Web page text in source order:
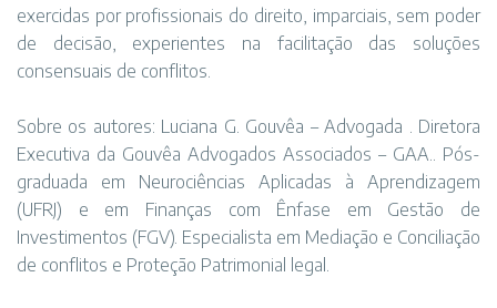
exercidas por profissionais do direito, imparciais, sem poder
de decisão, experientes na facilitação das soluções
consensuais de conflitos.
Sobre os autores: Luciana G. Gouvêa – Advogada . Diretora
Executiva da Gouvêa Advogados Associados – GAA.. Pós-
graduada em Neurociências Aplicadas à Aprendizagem
(UFRJ) e em Finanças com Ênfase em Gestão de
Investimentos (FGV). Especialista em Mediação e Conciliação
de conflitos e Proteção Patrimonial legal.